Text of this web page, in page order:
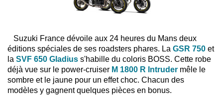
Suzuki France dévoile aux 24 heures du Mans deux
éditions spéciales de ses roadsters phares. La GSR 750 et
la SVF 650 Gladius s'habille du coloris BOSS. Cette robe
déjà vue sur le power-cruiser M 1800 R Intruder mêle le
sombre et le jaune pour un effet choc. Chacun des
modèles y gagnent quelques pièces en bonus.